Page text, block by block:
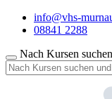
info@vhs-
08841 2288
Nach Kursen